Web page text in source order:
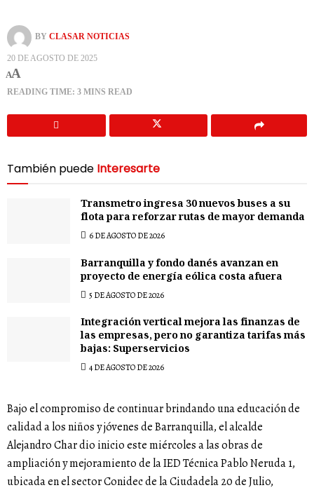
BY CLASAR NOTICIAS
20 DE AGOSTO DE 2025
AA
READING TIME: 3 MINS READ
También puede Interesarte
Transmetro ingresa 30 nuevos buses a su
flota para reforzar rutas de mayor demanda
6 DE AGOSTO DE 2026
Barranquilla y fondo danés avanzan en
proyecto de energía eólica costa afuera
5 DE AGOSTO DE 2026
Integración vertical mejora las finanzas de
las empresas, pero no garantiza tarifas más
bajas: Superservicios
4 DE AGOSTO DE 2026
Bajo el compromiso de continuar brindando una educación de
calidad a los niños y jóvenes de Barranquilla, el alcalde
Alejandro Char dio inicio este miércoles a las obras de
ampliación y mejoramiento de la IED Técnica Pablo Neruda 1,
ubicada en el sector Conidec de la Ciudadela 20 de Julio,